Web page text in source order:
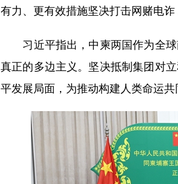
有力、更有效措施坚决打击网赌电
习近平指出，中柬两国作为全球
真正的多边主义。坚决抵制集团对
平发展局面，为推动构建人类命运共